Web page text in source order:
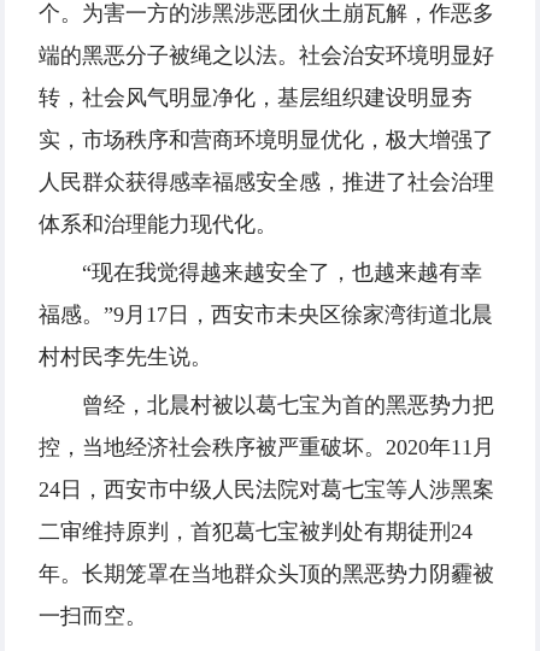
个。为害一方的涉黑涉恶团伙土崩瓦解，作恶多
端的黑恶分子被绳之以法。社会治安环境明显好
转，社会风气明显净化，基层组织建设明显夯
实，市场秩序和营商环境明显优化，极大增强了
人民群众获得感幸福感安全感，推进了社会治理
体系和治理能力现代化。
“现在我觉得越来越安全了，也越来越有幸
福感。”9月17日，西安市未央区徐家湾街道北晨
村村民李先生说。
曾经，北晨村被以葛七宝为首的黑恶势力把
控，当地经济社会秩序被严重破坏。2020年11月
24日，西安市中级人民法院对葛七宝等人涉黑案
二审维持原判，首犯葛七宝被判处有期徒刑24
年。长期笼罩在当地群众头顶的黑恶势力阴霾被
一扫而空。